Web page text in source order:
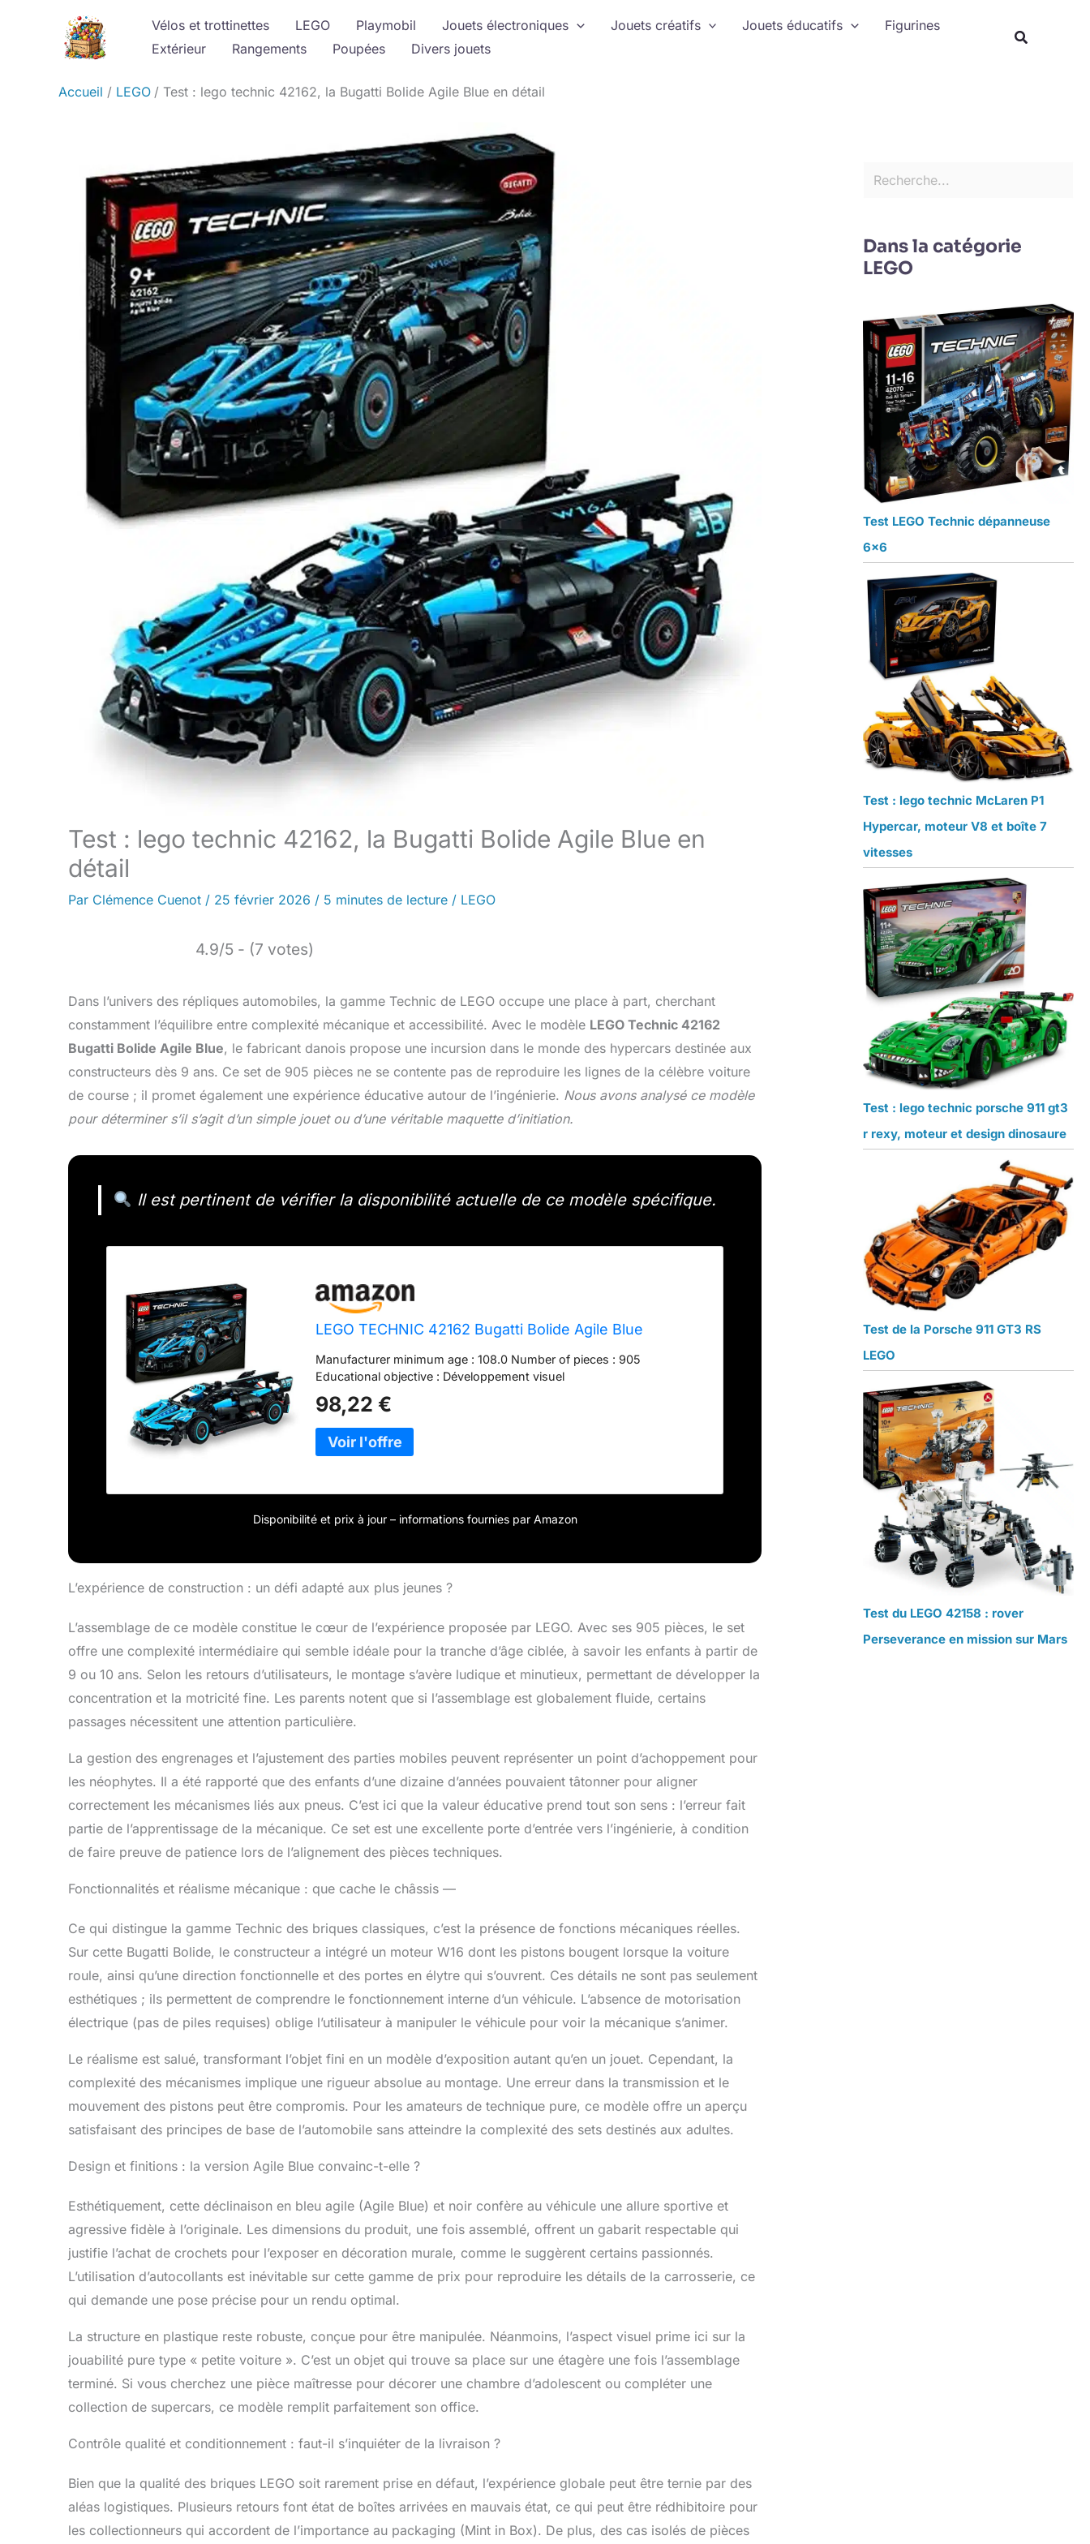
Vélos et trottinettes LEGO Playmobil Jouets électroniques Jouets créatifs Jouets éducatifs
Figurines
Extérieur
Rangements Poupées Divers jouets
Accueil LEGO Test : lego technic 42162, la Bugatti Bolide Agile Blue en détail
Test : lego technic 42162, la Bugatti Bolide Agile Blue en
détail
Par Clémence Cuenot / 25 février 2026 / 5 minutes de lecture / LEGO
4.9/5 - (7 votes)
Dans l’univers des répliques automobiles, la gamme Technic de LEGO occupe une place à part, cherchant
constamment l’équilibre entre complexité mécanique et accessibilité. Avec le modèle LEGO Technic 42162
Bugatti Bolide Agile Blue, le fabricant danois propose une incursion dans le monde des hypercars destinée aux
constructeurs dès 9 ans. Ce set de 905 pièces ne se contente pas de reproduire les lignes de la célèbre voiture
de course ; il promet également une expérience éducative autour de l’ingénierie. Nous avons analysé ce modèle
pour déterminer s’il s’agit d’un simple jouet ou d’une véritable maquette d’initiation.
Il est pertinent de vérifier la disponibilité actuelle de ce modèle spécifique.
LEGO TECHNIC 42162 Bugatti Bolide Agile Blue
Manufacturer minimum age : 108.0 Number of pieces : 905
Educational objective : Développement visuel
98,22 €
Disponibilité et prix à jour – informations fournies par Amazon
L’expérience de construction : un défi adapté aux plus jeunes ?
L’assemblage de ce modèle constitue le cœur de l’expérience proposée par LEGO. Avec ses 905 pièces, le set
offre une complexité intermédiaire qui semble idéale pour la tranche d’âge ciblée, à savoir les enfants à partir de
9 ou 10 ans. Selon les retours d’utilisateurs, le montage s’avère ludique et minutieux, permettant de développer la
concentration et la motricité fine. Les parents notent que si l’assemblage est globalement fluide, certains
passages nécessitent une attention particulière.
La gestion des engrenages et l’ajustement des parties mobiles peuvent représenter un point d’achoppement pour
les néophytes. Il a été rapporté que des enfants d’une dizaine d’années pouvaient tâtonner pour aligner
correctement les mécanismes liés aux pneus. C’est ici que la valeur éducative prend tout son sens : l’erreur fait
partie de l’apprentissage de la mécanique. Ce set est une excellente porte d’entrée vers l’ingénierie, à condition
de faire preuve de patience lors de l’alignement des pièces techniques.
Fonctionnalités et réalisme mécanique : que cache le châssis —
Ce qui distingue la gamme Technic des briques classiques, c’est la présence de fonctions mécaniques réelles.
Sur cette Bugatti Bolide, le constructeur a intégré un moteur W16 dont les pistons bougent lorsque la voiture
roule, ainsi qu’une direction fonctionnelle et des portes en élytre qui s’ouvrent. Ces détails ne sont pas seulement
esthétiques ; ils permettent de comprendre le fonctionnement interne d’un véhicule. L’absence de motorisation
électrique (pas de piles requises) oblige l’utilisateur à manipuler le véhicule pour voir la mécanique s’animer.
Le réalisme est salué, transformant l’objet fini en un modèle d’exposition autant qu’en un jouet. Cependant, la
complexité des mécanismes implique une rigueur absolue au montage. Une erreur dans la transmission et le
mouvement des pistons peut être compromis. Pour les amateurs de technique pure, ce modèle offre un aperçu
satisfaisant des principes de base de l’automobile sans atteindre la complexité des sets destinés aux adultes.
Design et finitions : la version Agile Blue convainc-t-elle ?
Esthétiquement, cette déclinaison en bleu agile (Agile Blue) et noir confère au véhicule une allure sportive et
agressive fidèle à l’originale. Les dimensions du produit, une fois assemblé, offrent un gabarit respectable qui
justifie l’achat de crochets pour l’exposer en décoration murale, comme le suggèrent certains passionnés.
L’utilisation d’autocollants est inévitable sur cette gamme de prix pour reproduire les détails de la carrosserie, ce
qui demande une pose précise pour un rendu optimal.
La structure en plastique reste robuste, conçue pour être manipulée. Néanmoins, l’aspect visuel prime ici sur la
jouabilité pure type « petite voiture ». C’est un objet qui trouve sa place sur une étagère une fois l’assemblage
terminé. Si vous cherchez une pièce maîtresse pour décorer une chambre d’adolescent ou compléter une
collection de supercars, ce modèle remplit parfaitement son office.
Contrôle qualité et conditionnement : faut-il s’inquiéter de la livraison ?
Bien que la qualité des briques LEGO soit rarement prise en défaut, l’expérience globale peut être ternie par des
aléas logistiques. Plusieurs retours font état de boîtes arrivées en mauvais état, ce qui peut être rédhibitoire pour
les collectionneurs qui accordent de l’importance au packaging (Mint in Box). De plus, des cas isolés de pièces
Dans la catégorie
LEGO
Test LEGO Technic dépanneuse
6×6
Test : lego technic McLaren P1
Hypercar, moteur V8 et boîte 7
vitesses
Test : lego technic porsche 911 gt3
r rexy, moteur et design dinosaure
Test de la Porsche 911 GT3 RS
LEGO
Test du LEGO 42158 : rover
Perseverance en mission sur Mars